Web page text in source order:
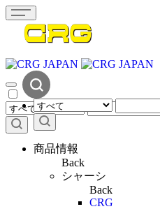
商品情報
Back
シャーシ
Back
CRG